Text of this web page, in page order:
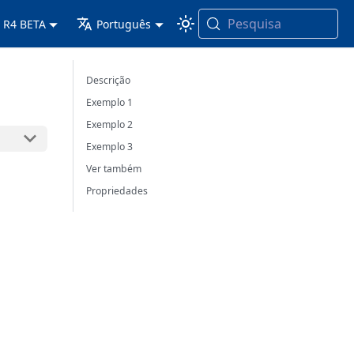
BETA Português Pesquisa
Descrição
Exemplo 1
Exemplo 2
Exemplo 3
Ver também
Propriedades